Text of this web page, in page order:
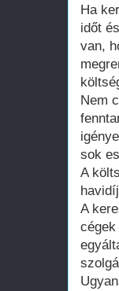
Ha
időt
van,
Nem
sok
A
A